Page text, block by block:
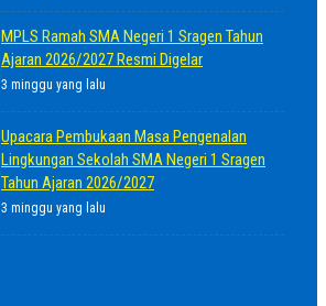
MPLS Ramah SMA Negeri 1 Sragen Tahun
Ajaran 2026/2027 Resmi Digelar
3 minggu yang lalu
Upacara Pembukaan Masa Pengenalan
Lingkungan Sekolah SMA Negeri 1 Sragen
Tahun Ajaran 2026/2027
3 minggu yang lalu